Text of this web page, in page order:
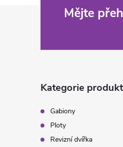
Mějte
Kategorie
Gabiony
Ploty
Revizní dvířka